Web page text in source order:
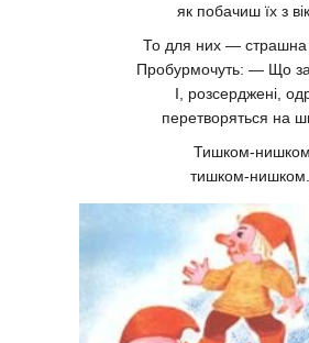
як побачиш їх з
То для них — страшна
Пробурмочуть: — Що за
І, розсерджені,
перетворяться на
Тишком-нишком,
тишком-нишком...